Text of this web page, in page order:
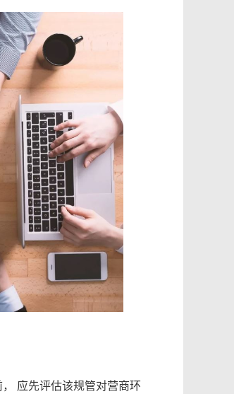
应先评估该规管对营商环